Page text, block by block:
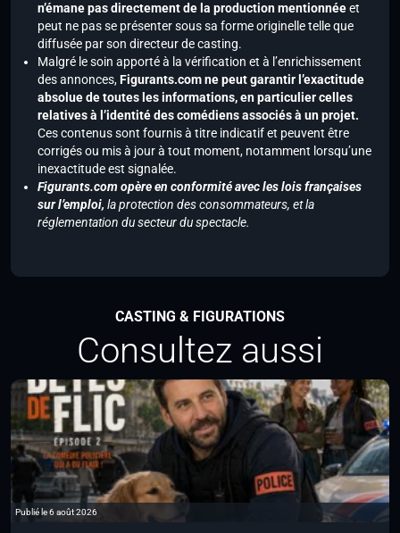
n’émane pas directement de la production mentionnéeet
peut ne pas se présenter sous sa forme originelle telle que
diffusée par son directeur de casting.
Malgré le soin apporté à la vérification et à l’enrichissement
des annonces,Figurants.com ne peut garantir l’exactitude
absolue de toutes les informations, en particulier celles
relatives à l’identité des comédiens associés à un projet.
Ces contenus sont fournis à titre indicatif et peuvent être
corrigés ou mis à jour à tout moment, notamment lorsqu’une
inexactitude est signalée.
Figurants.com opère en conformité avec les lois françaises
sur l’emploi, la protection des consommateurs, et la
réglementation du secteur du spectacle.
CASTING & FIGURATIONS
Consultez aussi
Publié le 6 août 2026